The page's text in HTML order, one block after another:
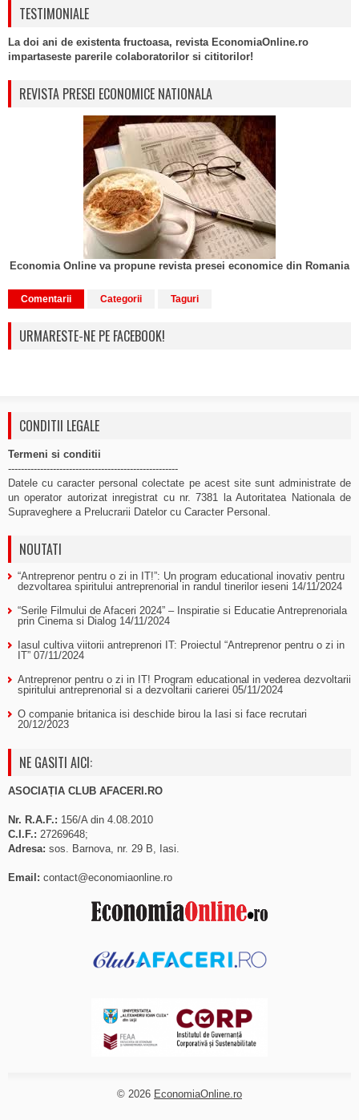
TESTIMONIALE
La doi ani de existenta fructoasa, revista EconomiaOnline.ro
impartaseste parerile colaboratorilor si cititorilor!
REVISTA PRESEI ECONOMICE NATIONALA
Economia Online va propune revista presei economice din Romania
Comentarii Categorii Taguri
URMARESTE-NE PE FACEBOOK!
CONDITII LEGALE
Termeni si conditii
-----------------------------------------------------
Datele cu caracter personal colectate pe acest site sunt administrate de
un operator autorizat inregistrat cu nr. 7381 la Autoritatea Nationala de
Supraveghere a Prelucrarii Datelor cu Caracter Personal.
NOUTATI
“Antreprenor pentru o zi in IT!”: Un program educational inovativ pentru
dezvoltarea spiritului antreprenorial in randul tinerilor ieseni 14/11/2024
“Serile Filmului de Afaceri 2024” – Inspiratie si Educatie Antreprenoriala
prin Cinema si Dialog 14/11/2024
Iasul cultiva viitorii antreprenori IT: Proiectul “Antreprenor pentru o zi in
IT” 07/11/2024
Antreprenor pentru o zi in IT! Program educational in vederea dezvoltarii
spiritului antreprenorial si a dezvoltarii carierei 05/11/2024
O companie britanica isi deschide birou la Iasi si face recrutari
20/12/2023
NE GASITI AICI:
ASOCIAȚIA CLUB AFACERI.RO
Nr. R.A.F.: 156/A din 4.08.2010
C.I.F.: 27269648;
Adresa: sos. Barnova, nr. 29 B, Iasi.
Email: contact@economiaonline.ro
© 2026 EconomiaOnline.ro